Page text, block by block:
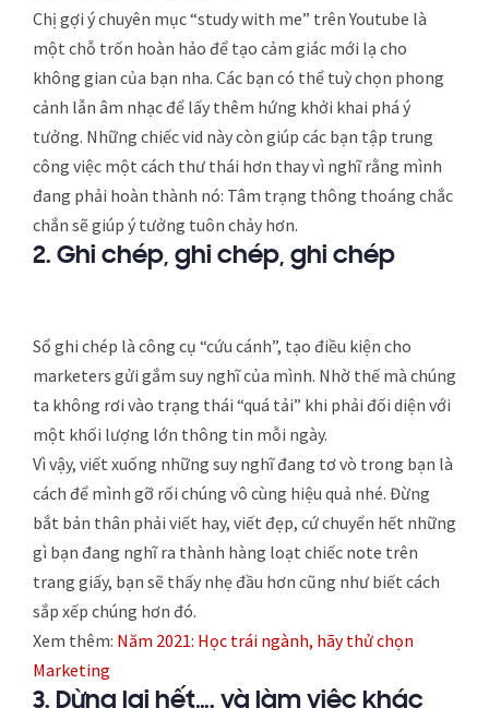
Chị gợi ý chuyên mục “study with me” trên Youtube là
một chỗ trốn hoàn hảo để tạo cảm giác mới lạ cho
không gian của bạn nha. Các bạn có thể tuỳ chọn phong
cảnh lẫn âm nhạc để lấy thêm hứng khởi khai phá ý
tưởng. Những chiếc vid này còn giúp các bạn tập trung
công việc một cách thư thái hơn thay vì nghĩ rằng mình
đang phải hoàn thành nó: Tâm trạng thông thoáng chắc
chắn sẽ giúp ý tưởng tuôn chảy hơn.
2. Ghi chép, ghi chép, ghi chép
Sổ ghi chép là công cụ “cứu cánh”, tạo điều kiện cho
marketers gửi gắm suy nghĩ của mình. Nhờ thế mà chúng
ta không rơi vào trạng thái “quá tải” khi phải đối diện với
một khối lượng lớn thông tin mỗi ngày.
Vì vậy, viết xuống những suy nghĩ đang tơ vò trong bạn là
cách để mình gỡ rối chúng vô cùng hiệu quả nhé. Đừng
bắt bản thân phải viết hay, viết đẹp, cứ chuyển hết những
gì bạn đang nghĩ ra thành hàng loạt chiếc note trên
trang giấy, bạn sẽ thấy nhẹ đầu hơn cũng như biết cách
sắp xếp chúng hơn đó.
Xem thêm: Năm 2021: Học trái ngành, hãy thử chọn
Marketing
3. Dừng lại hết…. và làm việc khác